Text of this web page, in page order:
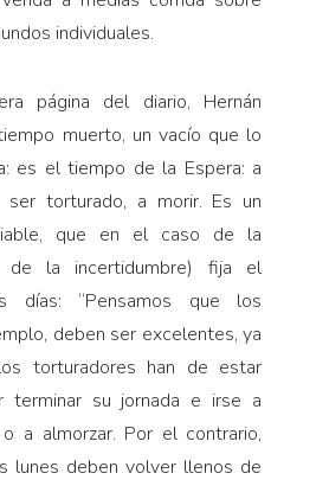
individuales.
página del diario, Hernán
muerto, un vacío que lo
es el tiempo de la Espera: a
torturado, a morir. Es un
que en el caso de la
de la incertidumbre) fija el
días: “Pensamos que los
deben ser excelentes, ya
torturadores han de estar
terminar su jornada e irse a
a almorzar. Por el contrario,
lunes deben volver llenos de